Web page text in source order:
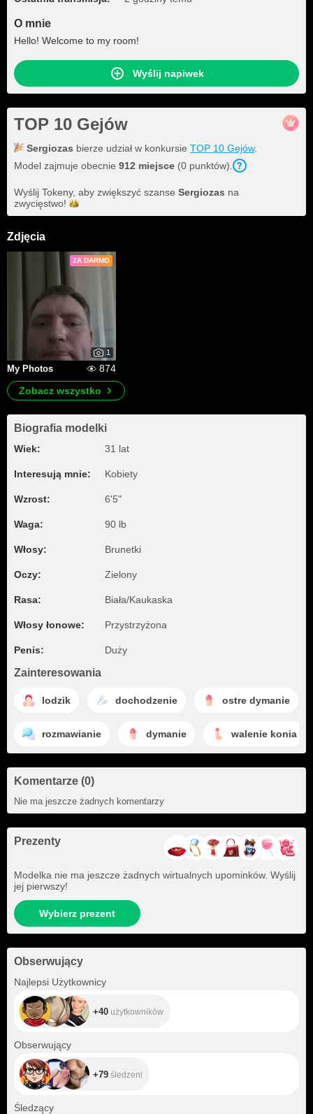
O mnie
Hello! Welcome to my room!
Wyślij napiwek
TOP 10 Gejów
Sergiozas bierze udział w konkursie TOP 10 Gejów.
Model zajmuje obecnie 912 miejsce (0 punktów).
Wyślij Tokeny, aby zwiększyć szanse Sergiozas na
zwycięstwo!
Zdjęcia
ZA DARMO
1
My Photos
874
Zobacz wszystko
Biografia modelki
Wiek: 31 lat
Interesują mnie: Kobiety
Wzrost: 6'5"
Waga: 90 lb
Włosy: Brunetki
Oczy: Zielony
Rasa: Biała/Kaukaska
Włosy łonowe: Przystrzyżona
Penis: Duży
Zainteresowania
lodzik dochodzenie ostre dymanie
rozmawianie dymanie walenie konia
Komentarze (0)
Nie ma jeszcze żadnych komentarzy
Prezenty
Modelka nie ma jeszcze żadnych wirtualnych upominków. Wyślij
jej pierwszy!
Wybierz prezent
Obserwujący
Najlepsi Użytkownicy
+40
+40 użytkowników
Obserwujący
+79 śledzeni
Śledzący